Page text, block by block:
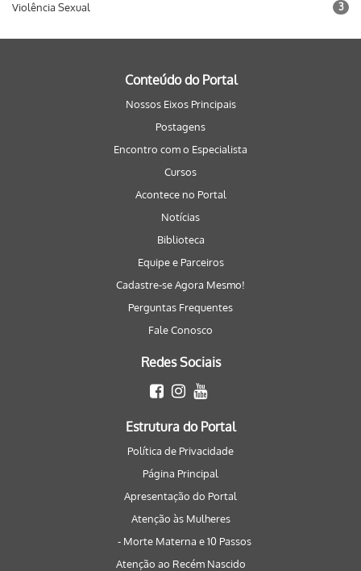
Violência Sexual 3
Conteúdo do Portal
Nossos Eixos Principais
Postagens
Encontro com o Especialista
Cursos
Acontece no Portal
Notícias
Biblioteca
Equipe e Parceiros
Cadastre-se Agora Mesmo!
Perguntas Frequentes
Fale Conosco
Redes Sociais
Estrutura do Portal
Política de Privacidade
Página Principal
Apresentação do Portal
Atenção às Mulheres
- Morte Materna e 10 Passos
Atenção ao Recém Nascido